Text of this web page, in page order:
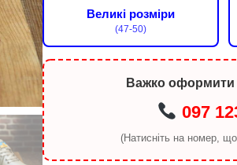
Великі розміри
(47-50)
Важко оформити
097
(Натисніть на номер,